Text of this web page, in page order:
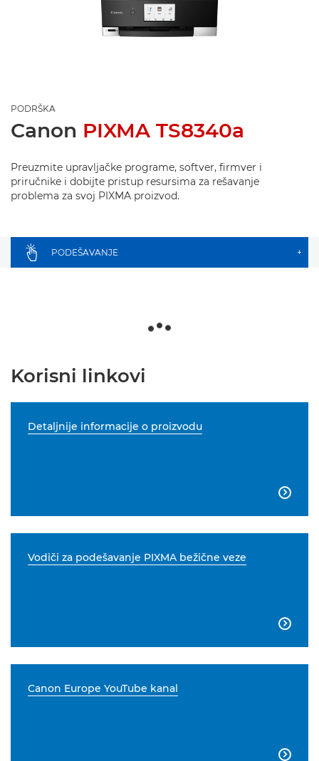
PODRŠKA
Canon PIXMA TS8340a
Preuzmite upravljačke programe, softver, firmver i
priručnike i dobijte pristup resursima za rešavanje
problema za svoj PIXMA proizvod.
PODEŠAVANJE +
Korisni linkovi
Detaljnije informacije o proizvodu

Vodiči za podešavanje PIXMA bežične veze

Canon Europe YouTube kanal
